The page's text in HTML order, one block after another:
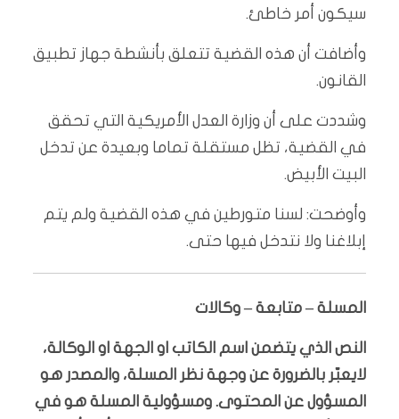
سيكون أمر خاطئ.
وأضافت أن هذه القضية تتعلق بأنشطة جهاز تطبيق
القانون.
وشددت على أن وزارة العدل الأمريكية التي تحقق
في القضية، تظل مستقلة تماما وبعيدة عن تدخل
البيت الأبيض.
وأوضحت: لسنا متورطين في هذه القضية ولم يتم
إبلاغنا ولا نتدخل فيها حتى.
المسلة – متابعة – وكالات
النص الذي يتضمن اسم الكاتب او الجهة او الوكالة،
لايعبّر بالضرورة عن وجهة نظر المسلة، والمصدر هو
المسؤول عن المحتوى. ومسؤولية المسلة هو في